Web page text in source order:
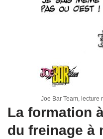
Joe Bar Team, lecture
La formation
du freinage à